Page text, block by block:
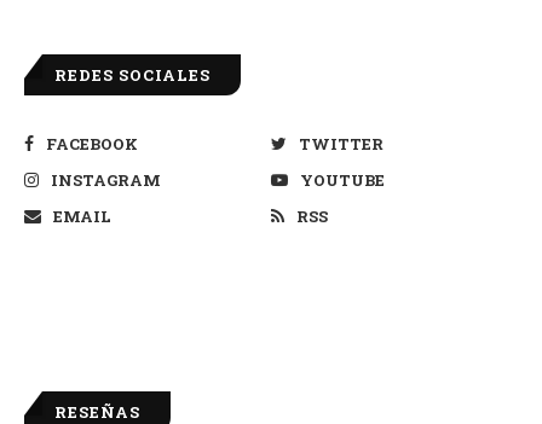
REDES SOCIALES
FACEBOOK
TWITTER
INSTAGRAM
YOUTUBE
EMAIL
RSS
RESEÑAS